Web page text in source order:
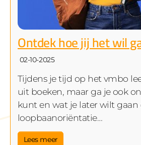
Ontdek hoe jij het wil
02-10-2025
Tijdens je tijd op het vmbo
uit boeken, maar ga je ook
kunt en wat je later wilt gaan
loopbaanoriëntatie…
Lees meer